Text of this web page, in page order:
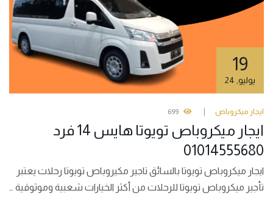
19
يوليو
ايجار ميكروباص 699
ايجار ميكروباص تويوتا هايس 14 فرد
01014555680
ايجار ميكروباص تويوتا بالسائق تاجير مكيروباص تويوتا رحلات يعتبر
تأجير ميكروباص تويوتا للرحلات من أكثر الخيارات شعبية وموثوقية …